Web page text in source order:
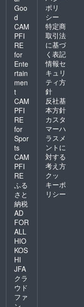
Goo
d
CAM
PFI
RE
for
Ente
rtain
men
t
CAM
PFI
RE
for
Spor
ts
CAM
PFI
RE
ふる
さと
納税
AD
FOR
ALL
HIO
KOS
HI
JFA
クラ
ウド
ファ
ポリ
シー
特定商
取引法
に基づ
く表記
情報セ
キュリ
ティ方
針
反社基
本方針
カスタ
マーハ
ラスメ
ントに
対する
考え方
クッ
キーポ
リシー